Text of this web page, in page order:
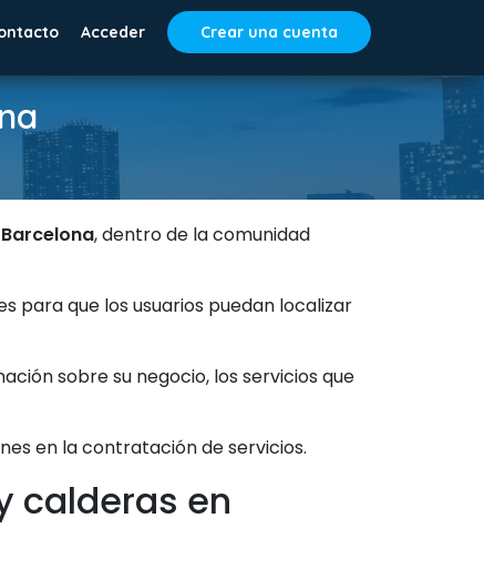
Acceder Crear una cuenta
Barcelona, dentro de la comunidad
para que los usuarios puedan localizar
sobre su negocio, los servicios que
en la contratación de servicios.
calderas en